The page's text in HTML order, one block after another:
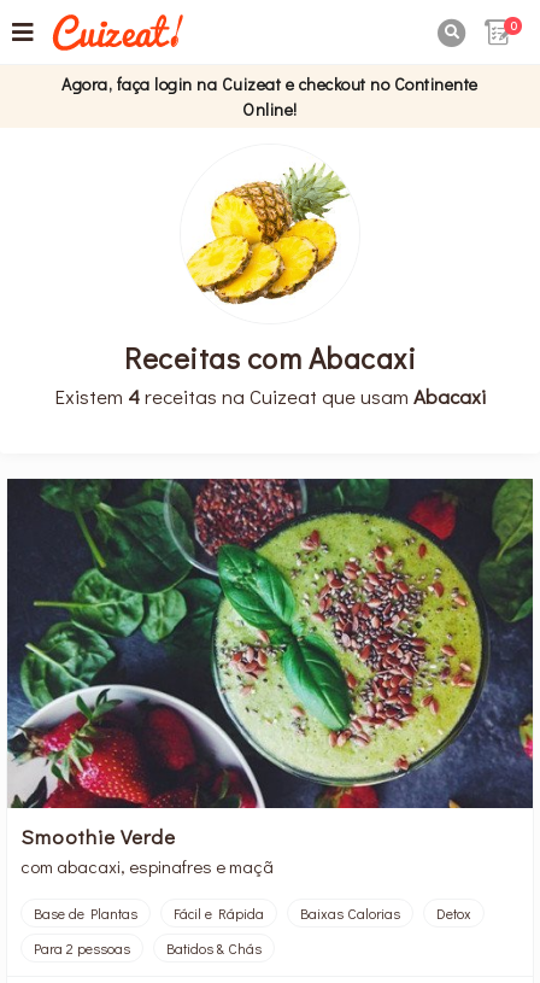
0
Agora, faça login na Cuizeat e checkout no Continente
Online!
Receitas com Abacaxi
Existem 4receitas na Cuizeat que usam Abacaxi
Smoothie Verde
com abacaxi, espinafres e maçã
Base de Plantas Fácil e Rápida Baixas Calorias
Detox
Para 2 pessoas
Batidos & Chás